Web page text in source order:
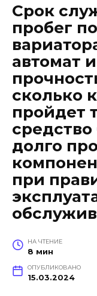
Срок
пробег
автомат
сколько
пройдет
долго
при
НА ЧТЕНИЕ
8 мин
ОПУБЛИКОВАНО
15.03.2024